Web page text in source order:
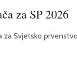
za SP 2026
Svjetsko